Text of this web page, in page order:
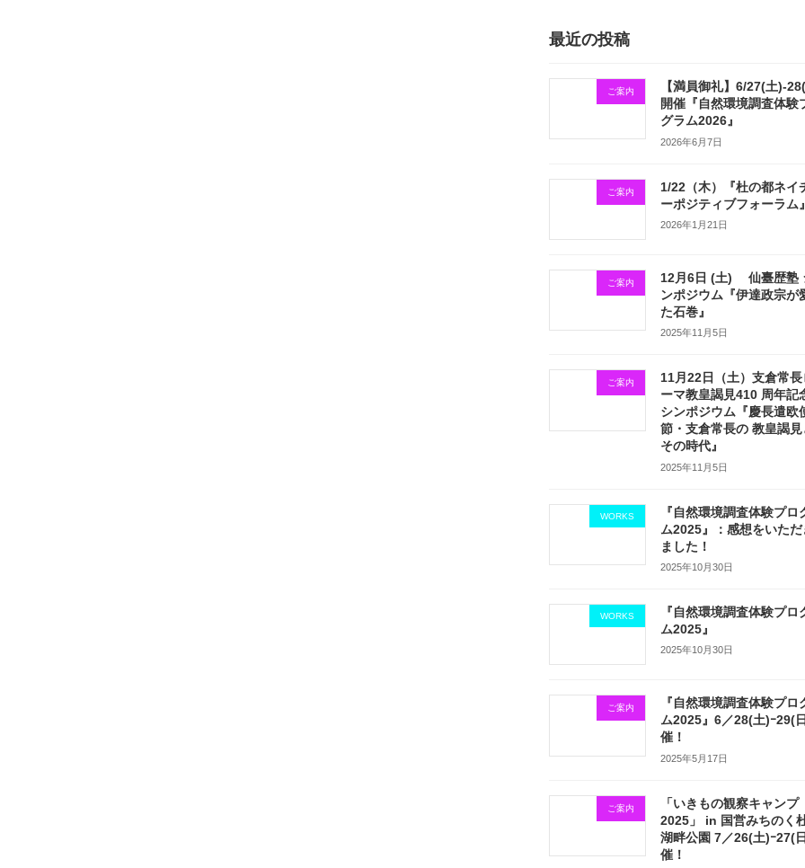
最近の投稿
ご案内
【満員御礼】6/27(土)-
開催『自然環境調査体験
グラム2026』
2026年6月7日
ご案内
1/22（木）『杜の都ネイ
ーポジティブフォーラム』
2026年1月21日
ご案内
12月6日 (土) 仙臺歴塾
ンポジウム『伊達政宗が
た石巻』
2025年11月5日
ご案内
11月22日（土）支倉常長
ーマ教皇謁見410 周年記
シンポジウム『慶長遣欧
節・支倉常長の 教皇謁見
その時代』
2025年11月5日
WORKS
『自然環境調査体験プロ
ム2025』：感想をいただ
ました！
2025年10月30日
WORKS
『自然環境調査体験プロ
ム2025』
2025年10月30日
ご案内
『自然環境調査体験プロ
ム2025』6／28(土)ｰ29(
催！
2025年5月17日
ご案内
「いきもの観察キャンプ
2025」 in 国営みちのく
湖畔公園 7／26(土)ｰ27(
催！